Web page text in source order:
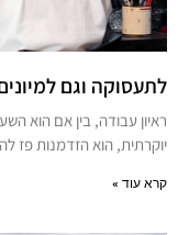
לתעסוקה וגם
ראיון עבודה, בין אם הוא
יוקרתית, הוא הזדמנות פז
קרא עוד »